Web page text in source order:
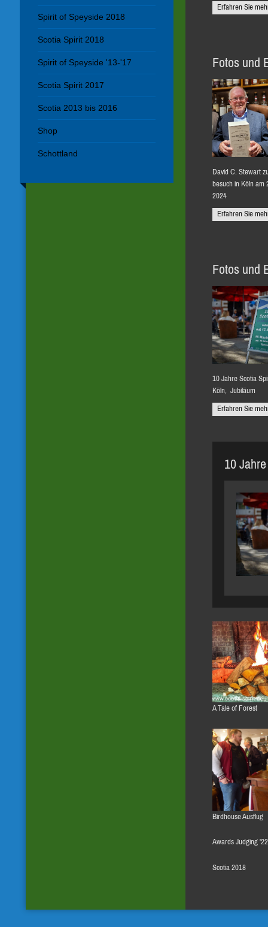
Erfahren Sie
Fotos und
David C. Stewart
besuch in Köln am
2024
Erfahren Sie
Fotos und
10 Jahre Scotia
Köln, Jubiläum
Erfahren Sie
10
A Tale of Forest
Birdhouse Ausflug
Awards Judging '22
Scotia 2018
Spirit of Speyside 2018
Scotia Spirit 2018
Spirit of Speyside '13-'17
Scotia Spirit 2017
Scotia 2013 bis 2016
Shop
Schottland